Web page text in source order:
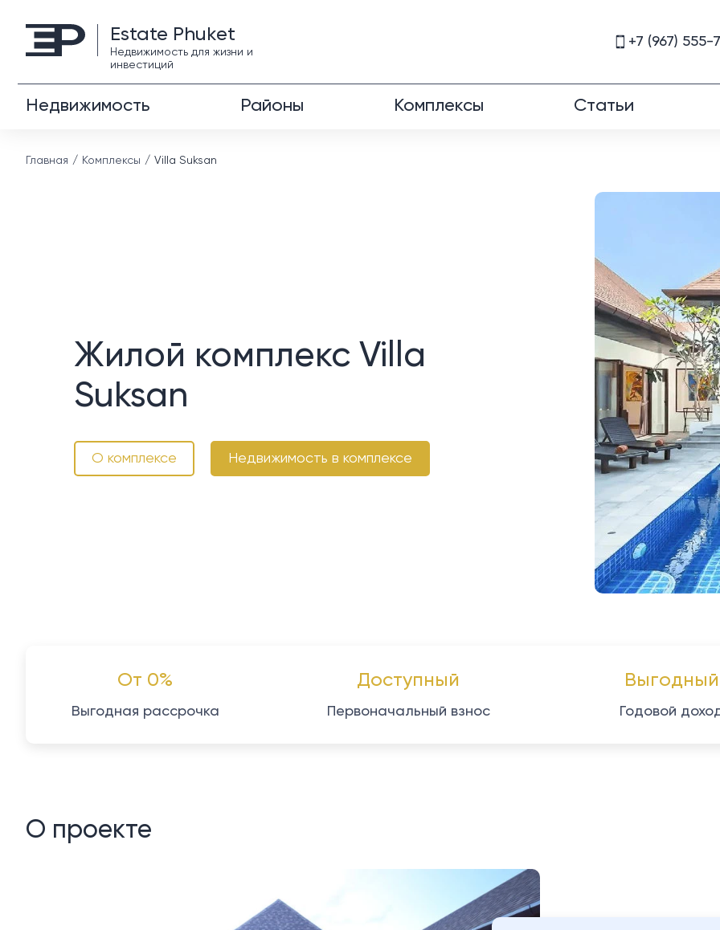
Estate Phuket
Недвижимость для жизни и
инвестиций
+7 (967) 555-
Недвижимость Районы Комплексы Статьи
Главная Комплексы Villa Suksan
Жилой комплекс Villa
Suksan
О комплексе Недвижимость в комплексе
От 0%
Выгодная рассрочка
Доступный
Первоначальный взнос
Выгодный
Годовой
О проекте